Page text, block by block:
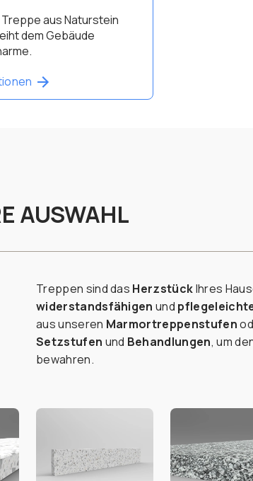
aus Naturstein
dem Gebäude
AUSWAHL
Treppen sind das HerzstückIhres
widerstandsfähigen und
aus unseren Marmortreppenstufen
Setzstufen und Behandlungen, um
bewahren.